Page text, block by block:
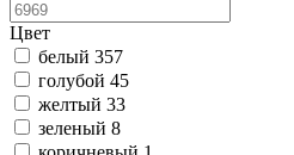
Цвет
белый 357
голубой 45
желтый 33
зеленый 8